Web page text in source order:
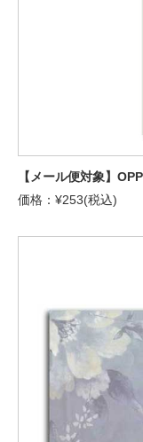
【メール便対象】
価格：¥253(税込)